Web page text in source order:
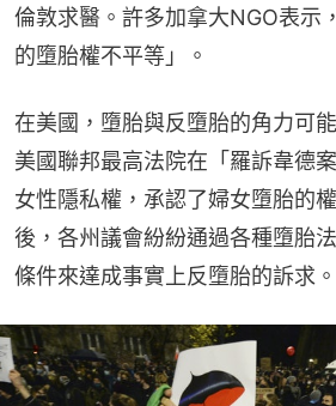
倫敦求醫。許多加拿大NGO表示
的墮胎權不平等」。
在美國，墮胎與反墮胎的角力可
美國聯邦最高法院在「羅訴韋德
女性隱私權，承認了婦女墮胎的
後，各州議會紛紛通過各種墮胎
條件來達成事實上反墮胎的訴求。